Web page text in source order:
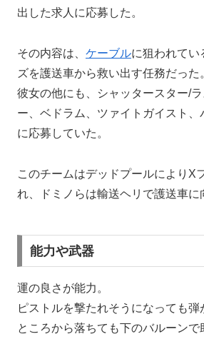
出した求人に応募した。
その内容は、 ケーブルに狙われてい
ズを護送車から救い出す任務だった
彼女の他にも、シャッタースター/
ー、ベドラム、ツァイトガイスト、
に応募していた。
このチームはデッドプールによりX
れ、ドミノらは輸送ヘリで護送車に
能力や武器
運の良さが能力。
ピストルを撃たれそうになっても
ところから落ちても下のバルーン